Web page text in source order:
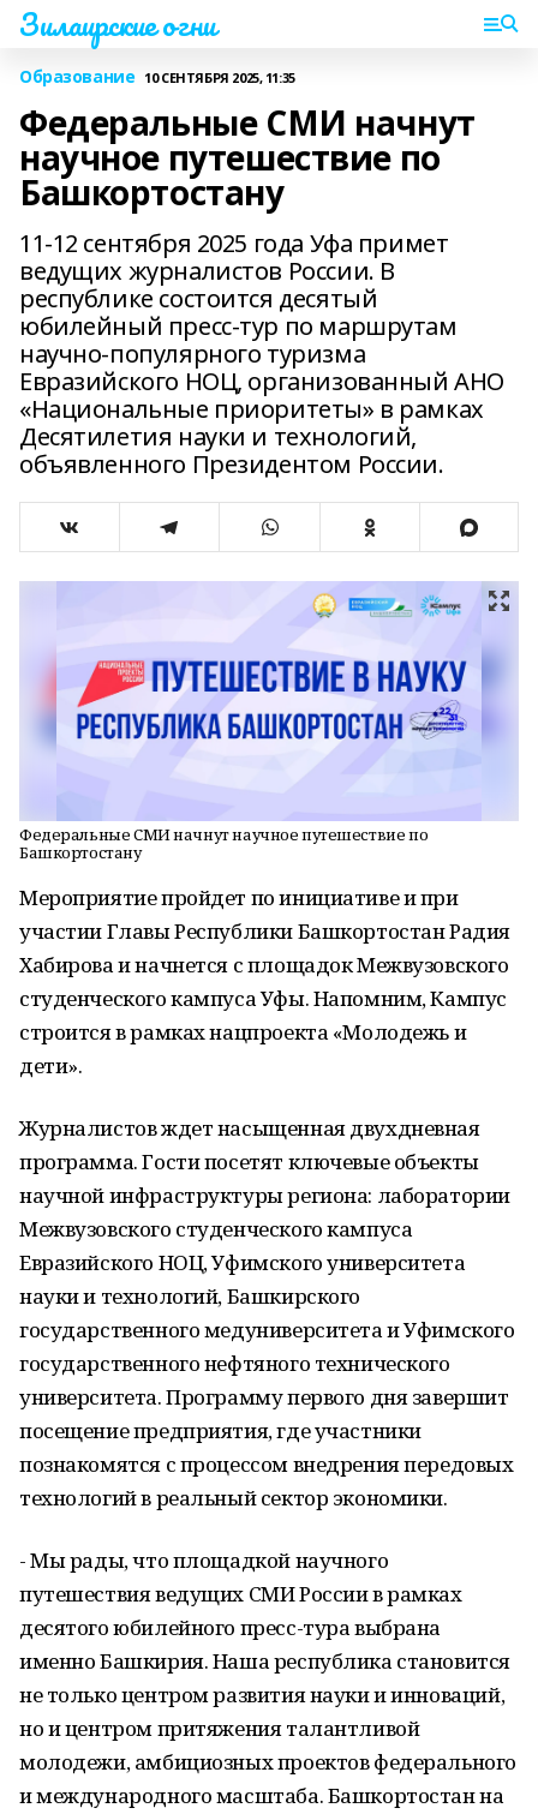
Зилаирские огни
Образование 10 СЕНТЯБРЯ 2025, 11:35
Федеральные СМИ начнут
научное путешествие по
Башкортостану
11-12 сентября 2025 года Уфа примет
ведущих журналистов России. В
республике состоится десятый
юбилейный пресс-тур по маршрутам
научно-популярного туризма
Евразийского НОЦ, организованный АНО
«Национальные приоритеты» в рамках
Десятилетия науки и технологий,
объявленного Президентом России.
Федеральные СМИ начнут научное путешествие по
Башкортостану
Мероприятие пройдет по инициативе и при
участии Главы Республики Башкортостан Радия
Хабирова и начнется с площадок Межвузовского
студенческого кампуса Уфы. Напомним, Кампус
строится в рамках нацпроекта «Молодежь и
дети».
Журналистов ждет насыщенная двухдневная
программа. Гости посетят ключевые объекты
научной инфраструктуры региона: лаборатории
Межвузовского студенческого кампуса
Евразийского НОЦ, Уфимского университета
науки и технологий, Башкирского
государственного медуниверситета и Уфимского
государственного нефтяного технического
университета. Программу первого дня завершит
посещение предприятия, где участники
познакомятся с процессом внедрения передовых
технологий в реальный сектор экономики.
- Мы рады, что площадкой научного
путешествия ведущих СМИ России в рамках
десятого юбилейного пресс-тура выбрана
именно Башкирия. Наша республика становится
не только центром развития науки и инноваций,
но и центром притяжения талантливой
молодежи, амбициозных проектов федерального
и международного масштаба. Башкортостан на